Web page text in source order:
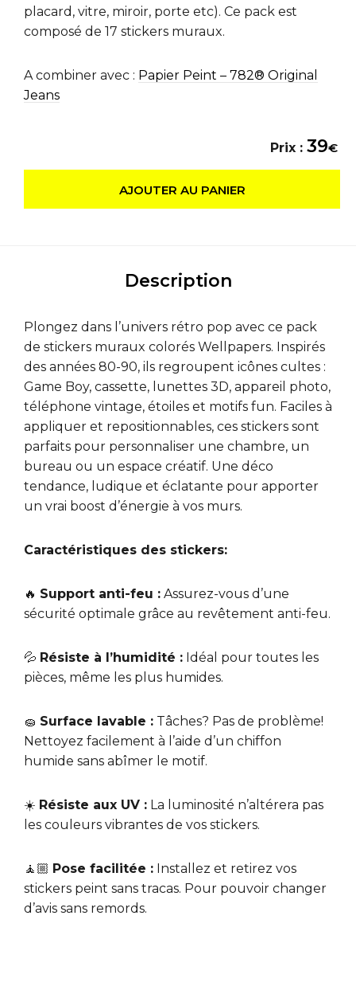
placard, vitre, miroir, porte etc). Ce pack est
composé de 17 stickers muraux.
A combiner avec : Papier Peint – 782® Original
Jeans
Prix : 39€
AJOUTER AU PANIER
Description
Plongez dans l’univers rétro pop avec ce pack
de stickers muraux colorés Wellpapers. Inspirés
des années 80-90, ils regroupent icônes cultes :
Game Boy, cassette, lunettes 3D, appareil photo,
téléphone vintage, étoiles et motifs fun. Faciles à
appliquer et repositionnables, ces stickers sont
parfaits pour personnaliser une chambre, un
bureau ou un espace créatif. Une déco
tendance, ludique et éclatante pour apporter
un vrai boost d’énergie à vos murs.
Caractéristiques des stickers:
🔥 Support anti-feu : Assurez-vous d’une
sécurité optimale grâce au revêtement anti-feu.
💦 Résiste à l’humidité : Idéal pour toutes les
pièces, même les plus humides.
🧽 Surface lavable : Tâches? Pas de problème!
Nettoyez facilement à l’aide d’un chiffon
humide sans abîmer le motif.
☀️ Résiste aux UV : La luminosité n’altérera pas
les couleurs vibrantes de vos stickers.
🧘🏼 Pose facilitée : Installez et retirez vos
stickers peint sans tracas. Pour pouvoir changer
d’avis sans remords.